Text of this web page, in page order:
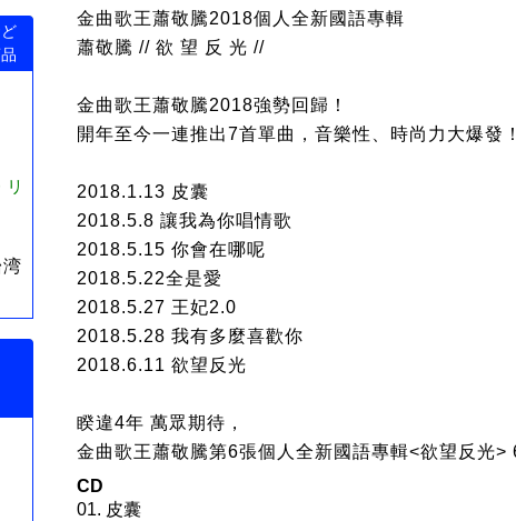
湾
金曲歌王蕭敬騰2018個人全新國語專輯
蕭敬騰 // 欲 望 反 光 //
金曲歌王蕭敬騰2018強勢回歸！
開年至今一連推出7首單曲，音樂性、時尚力大爆發！
2018.1.13 皮囊
2018.5.8 讓我為你唱情歌
2018.5.15 你會在哪呢
2018.5.22全是愛
2018.5.27 王妃2.0
2018.5.28 我有多麼喜歡你
2018.6.11 欲望反光
睽違4年 萬眾期待，
金曲歌王蕭敬騰第6張個人全新國語專輯<欲望反光>
CD
01. 皮囊